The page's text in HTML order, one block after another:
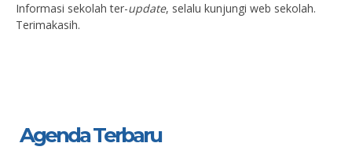
Informasi sekolah ter-update, selalu kunjungi web sekolah.
Terimakasih.
Agenda Terbaru